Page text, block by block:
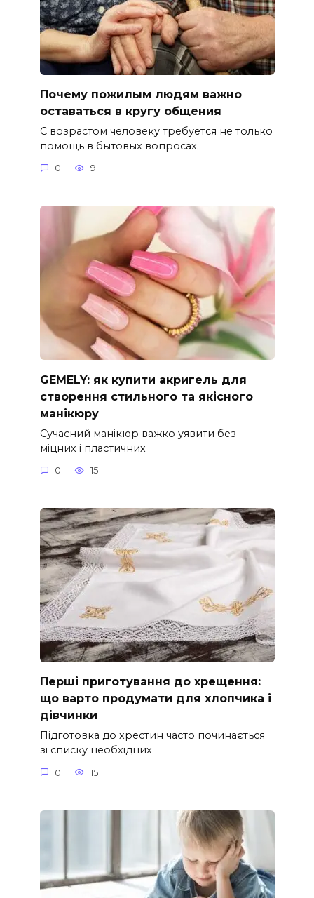
Почему пожилым людям важно
оставаться в кругу общения
С возрастом человеку требуется не только
помощь в бытовых вопросах.
0 9
GEMELY: як купити акригель для
створення стильного та якісного
манікюру
Сучасний манікюр важко уявити без
міцних і пластичних
0 15
Перші приготування до хрещення:
що варто продумати для хлопчика і
дівчинки
Підготовка до хрестин часто починається
зі списку необхідних
0 15